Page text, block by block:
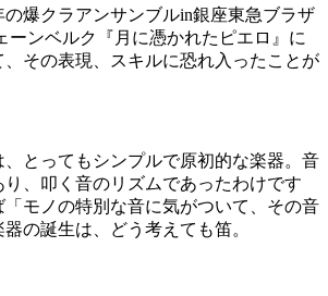
爆クラアンサンブルin銀座東急ブラザ
ーンベルク『月に憑かれたピエロ』に
その表現、スキルに恐れ入ったことが
とってもシンプルで原初的な楽器。音
、叩く音のリズムであったわけです
モノの特別な音に気がついて、その音
の誕生は、どう考えても笛。